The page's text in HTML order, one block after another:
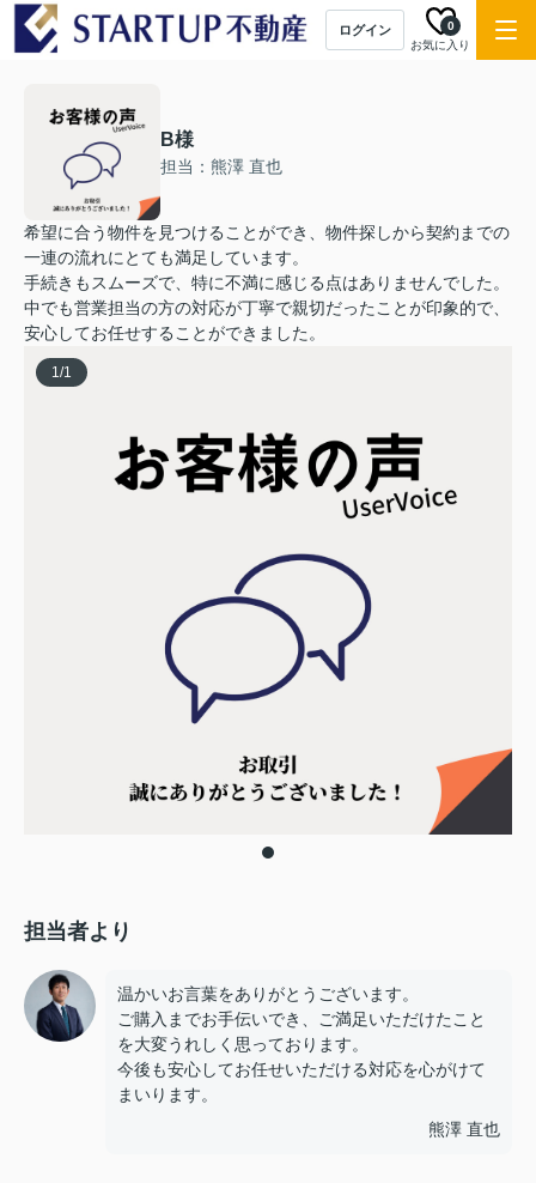
ログイン
お気に入り
0
B様
担当：熊澤 直也
希望に合う物件を見つけることができ、物件探しから契約までの
一連の流れにとても満足しています。
手続きもスムーズで、特に不満に感じる点はありませんでした。
中でも営業担当の方の対応が丁寧で親切だったことが印象的で、
安心してお任せすることができました。
1/1
担当者より
温かいお言葉をありがとうございます。
ご購入までお手伝いでき、ご満足いただけたこと
を大変うれしく思っております。
今後も安心してお任せいただける対応を心がけて
まいります。
熊澤 直也